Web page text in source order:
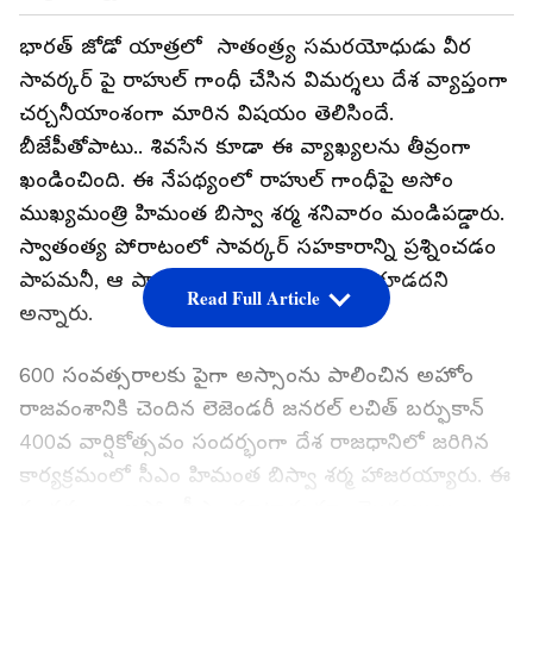
భారత్ జోడో యాత్రలో సాతంత్ర్య సమరయోధుడు వీర
సావర్కర్ పై రాహుల్ గాంధీ చేసిన విమర్శలు దేశ వ్యాప్తంగా
చర్చనీయాంశంగా మారిన విషయం తెలిసిందే.
బీజేపీతోపాటు.. శివసేన కూడా ఈ వ్యాఖ్యలను తీవ్రంగా
ఖండించింది. ఈ నేపథ్యంలో రాహుల్ గాంధీపై అసోం
ముఖ్యమంత్రి హిమంత బిస్వా శర్మ శనివారం మండిపడ్డారు.
స్వాతంత్య పోరాటంలో సావర్కర్ సహకారాన్ని ప్రశ్నించడం
పాపమనీ, ఆ పాపాన్ని రాహుల్ గాంధీ చేయకూడదని
అన్నారు.
600 సంవత్సరాలకు పైగా అస్సాంను పాలించిన అహోం
రాజవంశానికి చెందిన లెజెండరీ జనరల్ లచిత్ బర్ఫుకాన్
400వ వార్షికోత్సవం సందర్భంగా దేశ రాజధానిలో జరిగిన
కార్యక్రమంలో సీఎం హిమంత బిస్వా శర్మ హాజరయ్యారు. ఈ
Read Full Article